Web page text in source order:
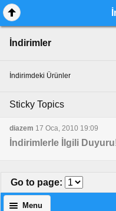
İndirimler
İndirimdeki Ürünler
Sticky Topics
diazem 17 Oca, 2010 19:09
İndirimlerle İlgili
Go to page:
Menu